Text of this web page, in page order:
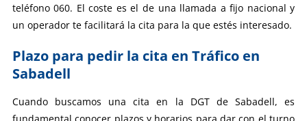
teléfono 060. El coste es el de una llamada a fijo nacional y
un operador te facilitará la cita para la que estés interesado.
Plazo para pedir la cita en Tráfico en
Sabadell
Cuando buscamos una cita en la DGT de Sabadell, es
fundamental conocer plazos y horarios para dar con el turno